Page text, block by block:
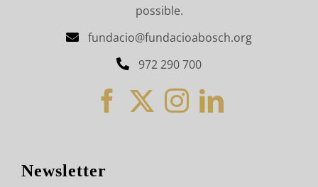
possible.
fundacio@fundacioabosch.org
972 290 700
Newsletter